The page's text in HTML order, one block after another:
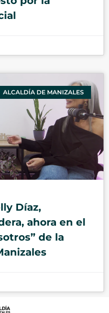
ALCALDÍA DE MANIZALES
Díaz,
ahora en el
de la